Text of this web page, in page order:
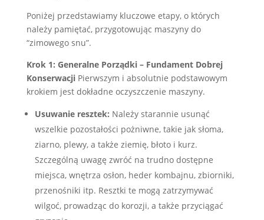
Poniżej przedstawiamy kluczowe etapy, o których
należy pamiętać, przygotowując maszyny do
“zimowego snu”.
Krok 1: Generalne Porządki – Fundament Dobrej
KonserwacjiPierwszym i absolutnie podstawowym
krokiem jest dokładne oczyszczenie maszyny.
Usuwanie resztek: Należy starannie usunąć
wszelkie pozostałości pożniwne, takie jak słoma,
ziarno, plewy, a także ziemię, błoto i kurz.
Szczególną uwagę zwróć na trudno dostępne
miejsca, wnętrza osłon, heder kombajnu, zbiorniki,
przenośniki itp. Resztki te mogą zatrzymywać
wilgoć, prowadząc do korozji, a także przyciągać